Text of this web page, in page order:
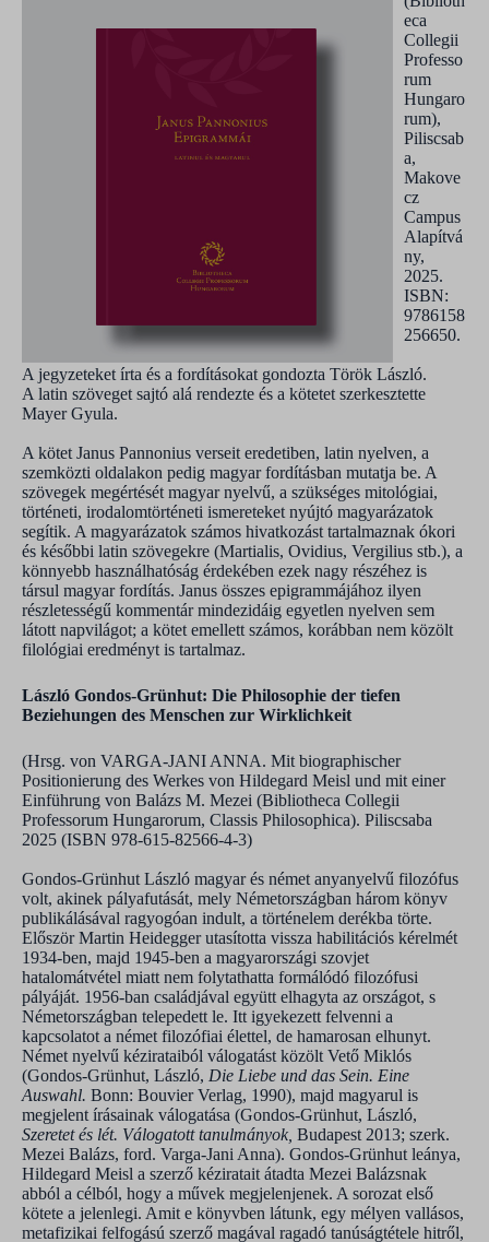
eca
Collegii
Professo
rum
Hungaro
rum),
Piliscsab
a,
Makove
cz
Campus
Alapítvá
ny,
2025.
ISBN:
9786158
256650.
A jegyzeteket írta és a fordításokat gondozta Török László.
A latin szöveget sajtó alá rendezte és a kötetet szerkesztette
Mayer Gyula.
A kötet Janus Pannonius verseit eredetiben, latin nyelven, a
szemközti oldalakon pedig magyar fordításban mutatja be. A
szövegek megértését magyar nyelvű, a szükséges mitológiai,
történeti, irodalomtörténeti ismereteket nyújtó magyarázatok
segítik. A magyarázatok számos hivatkozást tartalmaznak ókori
és későbbi latin szövegekre (Martialis, Ovidius, Vergilius stb.), a
könnyebb használhatóság érdekében ezek nagy részéhez is
társul magyar fordítás. Janus összes epigrammájához ilyen
részletességű kommentár mindezidáig egyetlen nyelven sem
látott napvilágot; a kötet emellett számos, korábban nem közölt
filológiai eredményt is tartalmaz.
László Gondos-Grünhut: Die Philosophie der tiefen
Beziehungen des Menschen zur Wirklichkeit
(Hrsg. von VARGA-JANI ANNA. Mit biographischer
Positionierung des Werkes von Hildegard Meisl und mit einer
Einführung von Balázs M. Mezei (Bibliotheca Collegii
Professorum Hungarorum, Classis Philosophica). Piliscsaba
2025 (ISBN 978-615-82566-4-3)
Gondos-Grünhut László magyar és német anyanyelvű filozófus
volt, akinek pályafutását, mely Németországban három könyv
publikálásával ragyogóan indult, a történelem derékba törte.
Először Martin Heidegger utasította vissza habilitációs kérelmét
1934-ben, majd 1945-ben a magyarországi szovjet
hatalomátvétel miatt nem folytathatta formálódó filozófusi
pályáját. 1956-ban családjával együtt elhagyta az országot, s
Németországban telepedett le. Itt igyekezett felvenni a
kapcsolatot a német filozófiai élettel, de hamarosan elhunyt.
Német nyelvű kézirataiból válogatást közölt Vető Miklós
(Gondos-Grünhut, László, Die Liebe und das Sein. Eine
Auswahl. Bonn: Bouvier Verlag, 1990), majd magyarul is
megjelent írásainak válogatása (Gondos-Grünhut, László,
Szeretet és lét. Válogatott tanulmányok, Budapest 2013; szerk.
Mezei Balázs, ford. Varga-Jani Anna). Gondos-Grünhut leánya,
Hildegard Meisl a szerző kéziratait átadta Mezei Balázsnak
abból a célból, hogy a művek megjelenjenek. A sorozat első
kötete a jelenlegi. Amit e könyvben látunk, egy mélyen vallásos,
metafizikai felfogású szerző magával ragadó tanúságtétele hitről,